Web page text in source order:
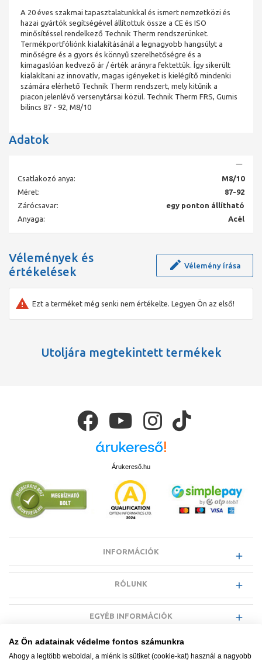
A 20 éves szakmai tapasztalatunkkal és ismert nemzetközi és
hazai gyártók segítségével állítottuk össze a CE és ISO
minősítéssel rendelkező Technik Therm rendszerünket.
Termékportfóliónk kialakításánál a legnagyobb hangsúlyt a
minőségre és a gyors és könnyű szerelhetőségre és a
kimagaslóan kedvező ár / érték arányra fektettük. Így sikerült
kialakítani az innovatív, magas igényeket is kielégítő mindenki
számára elérhető Technik Therm rendszert, mely kitűnik a
piacon jelenlévő versenytársai közül. Technik Therm FRS, Gumis
bilincs 87 - 92, M8/10
Adatok
Csatlakozó anya:
M8/10
Méret:
87-92
Zárócsavar:
egy ponton állítható
Anyaga:
Acél
Vélemények és
értékelések
Vélemény írása
Ezt a terméket még senki nem értékelte. Legyen Ön az első!
Utoljára megtekintett termékek
Árukereső.hu
INFORMÁCIÓK
RÓLUNK
EGYÉB INFORMÁCIÓK
Az Ön adatainak védelme fontos számunkra
Ahogy a legtöbb weboldal, a miénk is sütiket (cookie-kat) használ a nagyobb